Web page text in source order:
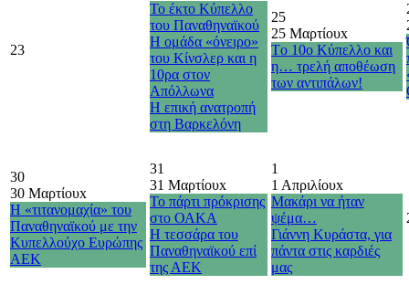
23
Το έκτο Κύπελλο
του Παναθηναϊκού
Η ομάδα «όνειρο»
του Κίνσλερ και η
10ρα στον
Απόλλωνα
H επική ανατροπή
στη Βαρκελόνη
25
25 Μαρτίουx
Τo 10o Κύπελλο και
η… τρελή αποθέωση
των αντιπάλων!
30
30 Μαρτίουx
Η «τιτανομαχία» του
Παναθηναϊκού με την
Κυπελλούχο Ευρώπης
ΑΕΚ
31
31 Μαρτίουx
Το πάρτι πρόκρισης
στο ΟΑΚΑ
Η τεσσάρα του
Παναθηναϊκού επί
της ΑΕΚ
1
1 Απριλίουx
Μακάρι να ήταν
ψέμα…
Γιάννη Κυράστα, για
πάντα στις καρδιές
μας